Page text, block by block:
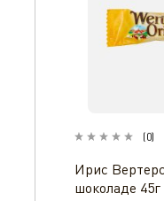
(0)
Ирис
шоколаде 45г